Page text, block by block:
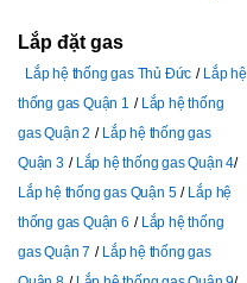
Lắp đặt gas
Lắp hệ thống gas Thủ Đức
Lắp hệ
thống gas Quận 1
Lắp hệ thống
gas Quận 2
Lắp hệ thống gas
Quận 3
Lắp hệ thống gas Quận 4
Lắp hệ thống gas Quận 5
Lắp hệ
thống gas Quận 6
Lắp hệ thống
gas Quận 7
Lắp hệ thống gas